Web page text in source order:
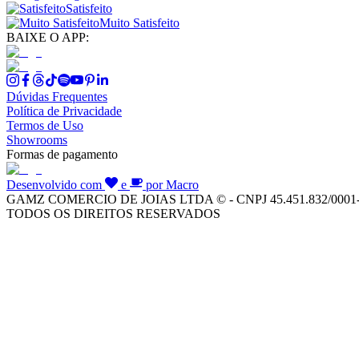
Satisfeito
Muito Satisfeito
BAIXE O APP:
Dúvidas Frequentes
Política de Privacidade
Termos de Uso
Showrooms
Formas de pagamento
Desenvolvido com e
por Macro
GAMZ COMERCIO DE JOIAS LTDA © - CNPJ 45.451.832/
TODOS OS DIREITOS RESERVADOS